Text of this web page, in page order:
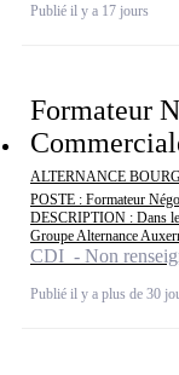
Publié il y a 17 jours
Formateur
ALTERNANCE
POSTE : Formateur
DESCRIPTION : Dans
Groupe Alternance
CDI - Non
Publié il y a plus de 30